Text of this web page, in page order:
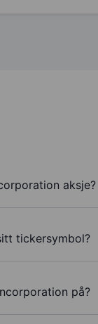
aksje?
tickersymbol?
på?